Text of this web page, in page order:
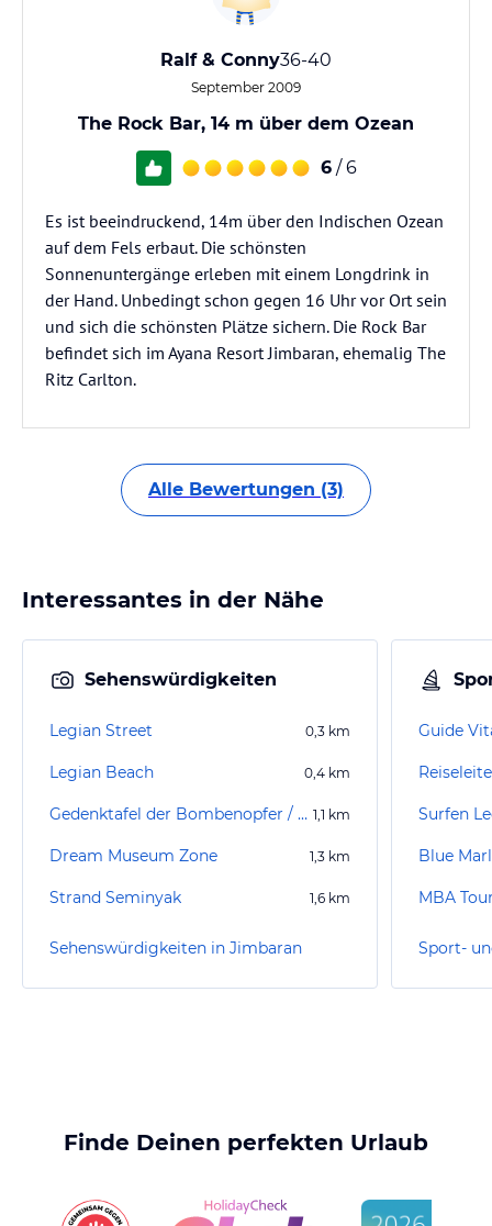
Ralf & Conny36-40
September 2009
The Rock Bar, 14 m über dem Ozean
6 / 6
Es ist beeindruckend, 14m über den Indischen Ozean
auf dem Fels erbaut. Die schönsten
Sonnenuntergänge erleben mit einem Longdrink in
der Hand. Unbedingt schon gegen 16 Uhr vor Ort sein
und sich die schönsten Plätze sichern. Die Rock Bar
befindet sich im Ayana Resort Jimbaran, ehemalig The
Ritz Carlton.
Alle Bewertungen (3)
Interessantes in der Nähe
Sehenswürdigkeiten
Legian Street 0,3 km
Legian Beach 0,4 km
Gedenktafel der Bombenopfer / Kuta Memorial 2002 1,1 km
Dream Museum Zone 1,3 km
Strand Seminyak 1,6 km
Sehenswürdigkeiten in Jimbaran
Guide
Surfen
Blue
MBA
Finde Deinen perfekten Urlaub